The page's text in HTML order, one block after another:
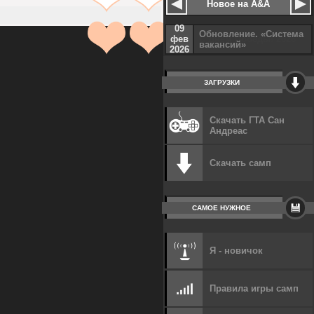
Новое на A&A
09
фев
2026
Обновление. «Система
вакансий»
ЗАГРУЗКИ
Скачать ГТА Сан
Андреас
Скачать самп
САМОЕ НУЖНОЕ
Я - новичок
Правила игры самп